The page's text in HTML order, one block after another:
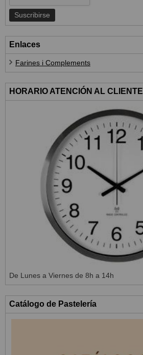
Enlaces
Farines i Complements
HORARIO ATENCIÓN AL CLIENTE
De Lunes a Viernes de 8h a 14h
Catálogo de Pastelería